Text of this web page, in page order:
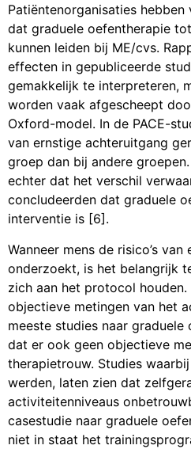
Patiëntenorganisaties
dat graduele oefentherapie
kunnen leiden bij ME/cvs.
effecten in gepubliceerde
gemakkelijk te interpreteren,
worden vaak afgescheept
Oxford-model. In de PACE-
van ernstige achteruitgang
groep dan bij andere
echter dat het verschil
concludeerden dat graduele
interventie is [6].
Wanneer mens de risico’s van
onderzoekt, is het belangrijk
zich aan het protocol
objectieve metingen van het
meeste studies naar
dat er ook geen objectieve
therapietrouw. Studies
werden, laten zien dat
activiteitenniveaus
casestudie naar graduele
niet in staat het